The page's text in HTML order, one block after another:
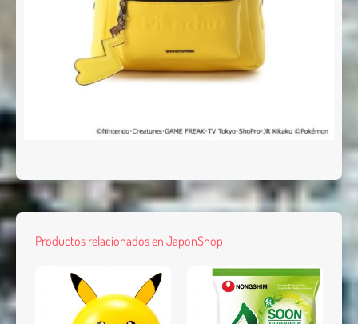
Productos relacionados en JaponShop